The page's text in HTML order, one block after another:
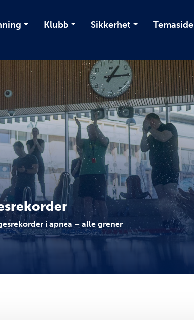
Klubb Sikkerhet
i apnea – alle grener